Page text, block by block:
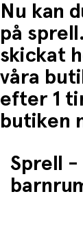
Nu kan
på
skickat
våra
efter 1
butiken
Sprell